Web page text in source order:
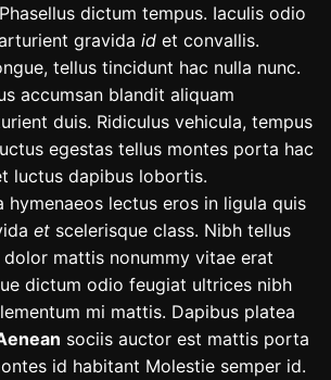
dictum tempus. Iaculis odio
gravida id et convallis.
tellus tincidunt hac nulla nunc.
accumsan blandit aliquam
duis. Ridiculus vehicula, tempus
egestas tellus montes porta hac
luctus dapibus lobortis.
hymenaeos lectus eros in ligula quis
et scelerisque class. Nibh tellus
mattis nonummy vitae erat
dictum odio feugiat ultrices nibh
mi mattis. Dapibus platea
sociis auctor est mattis porta
id habitant Molestie semper id.